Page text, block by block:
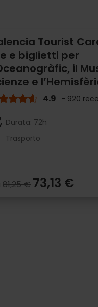
Tourist
e biglietti per
il
e
4.9 - 920
Durata: 72h
Trasporto
81,25 € 73,13 €